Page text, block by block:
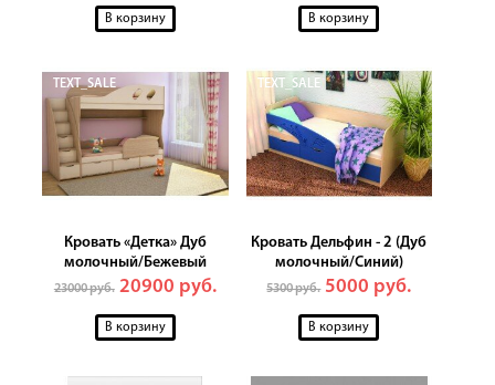
TEXT_SALE
Кровать «Детка» Дуб
молочный/Бежевый
23000 руб. 20900 руб.
TEXT_SALE
Кровать Дельфин - 2 (Дуб
молочный/Синий)
5300 руб. 5000 руб.